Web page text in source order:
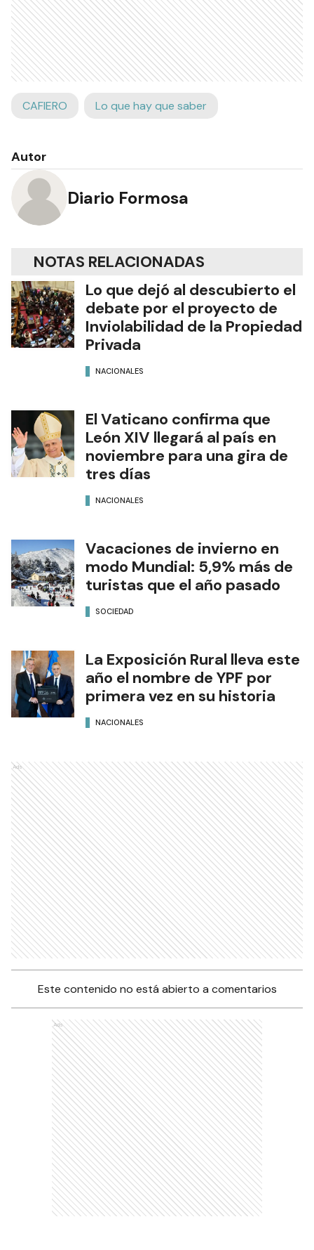
CAFIERO Lo que hay que saber
Autor
Diario Formosa
NOTAS RELACIONADAS
Lo que dejó al descubierto el
debate por el proyecto de
Inviolabilidad de la Propiedad
Privada
NACIONALES
El Vaticano confirma que
León XIV llegará al país en
noviembre para una gira de
tres días
NACIONALES
Vacaciones de invierno en
modo Mundial: 5,9% más de
turistas que el año pasado
SOCIEDAD
La Exposición Rural lleva este
año el nombre de YPF por
primera vez en su historia
NACIONALES
Ads
Este contenido no está abierto a comentarios
Ads